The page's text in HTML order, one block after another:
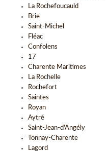
La Rochefoucauld
Brie
Saint-Michel
Fléac
Confolens
17
Charente Maritimes
La Rochelle
Rochefort
Saintes
Royan
Aytré
Saint-Jean-d'Angély
Tonnay-Charente
Lagord